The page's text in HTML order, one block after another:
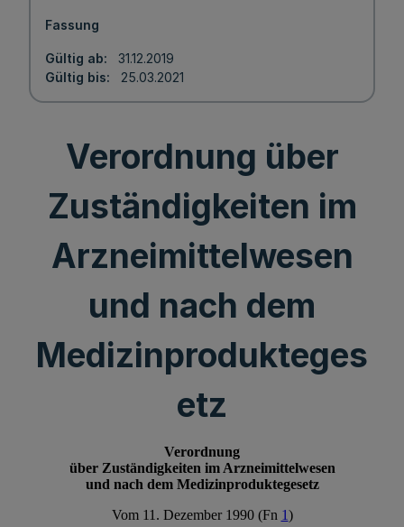
Fassung
Gültig ab
31.12.2019
Gültig bis
25.03.2021
Verordnung über
Zuständigkeiten im
Arzneimittelwesen
und nach dem
Medizinprodukteges
etz